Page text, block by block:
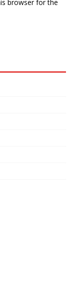
browser for the